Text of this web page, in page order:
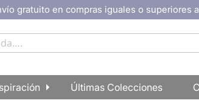
Ir
al
contenido
gratuito en compras iguales o superiores
Últimas Colecciones